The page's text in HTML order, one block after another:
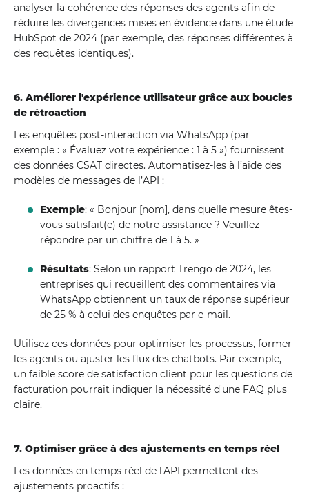
analyser la cohérence des réponses des agents afin de
réduire les divergences mises en évidence dans une étude
HubSpot de 2024 (par exemple, des réponses différentes à
des requêtes identiques).
6. Améliorer l'expérience utilisateur grâce aux boucles
de rétroaction
Les enquêtes post-interaction via WhatsApp (par
exemple : « Évaluez votre expérience : 1 à 5 ») fournissent
des données CSAT directes. Automatisez-les à l’aide des
modèles de messages de l’API :
Exemple: « Bonjour [nom], dans quelle mesure êtes-
vous satisfait(e) de notre assistance ? Veuillez
répondre par un chiffre de 1 à 5. »
Résultats: Selon un rapport Trengo de 2024, les
entreprises qui recueillent des commentaires via
WhatsApp obtiennent un taux de réponse supérieur
de 25 % à celui des enquêtes par e-mail.
Utilisez ces données pour optimiser les processus, former
les agents ou ajuster les flux des chatbots. Par exemple,
un faible score de satisfaction client pour les questions de
facturation pourrait indiquer la nécessité d'une FAQ plus
claire.
7. Optimiser grâce à des ajustements en temps réel
Les données en temps réel de l'API permettent des
ajustements proactifs :